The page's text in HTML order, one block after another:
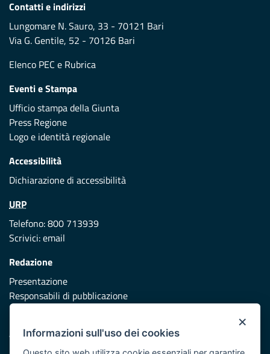
Contatti e indirizzi
Lungomare N. Sauro, 33 - 70121 Bari
Via G. Gentile, 52 - 70126 Bari
Elenco PEC e Rubrica
Eventi e Stampa
Ufficio stampa della Giunta
Press Regione
Logo e identità regionale
Accessibilità
Dichiarazione di accessibilità
URP
Telefono: 800 713939
Scrivici:email
Redazione
Presentazione
Responsabili di pubblicazione
Vai al sito di Protezione Civile Puglia
×
Informazioni sull'uso dei cookies